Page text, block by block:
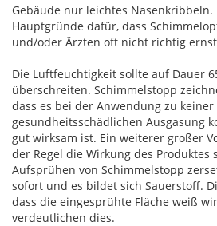
Gebäude nur leichtes
Hauptgründe dafür, dass
und/oder Ärzten oft nicht richtig
Die Luftfeuchtigkeit sollte auf Dauer
überschreiten. Schimmelstopp
dass es bei der Anwendung zu keiner
gesundheitsschädlichen Ausgasung
gut wirksam ist. Ein weiterer großer
der Regel die Wirkung des Produktes
Aufsprühen von Schimmelstopp
sofort und es bildet sich Sauerstoff.
dass die eingesprühte Fläche weiß
verdeutlichen dies.